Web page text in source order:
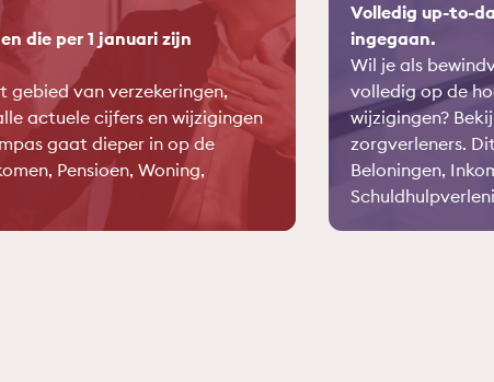
die per 1 januari zijn
gebied van verzekeringen,
actuele cijfers en wijzigingen
gaat dieper in op de
Pensioen, Woning,
Volledig up-to-
ingegaan.
Wil je als
volledig op de
wijzigingen?
zorgverleners.
Beloningen,